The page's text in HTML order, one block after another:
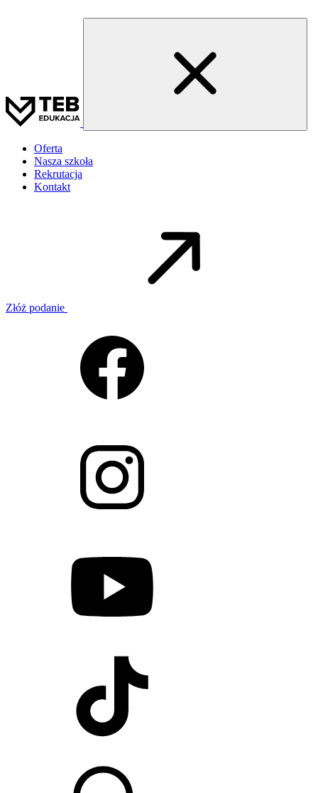
Oferta
Nasza szkoła
Rekrutacja
Kontakt
Złóż podanie